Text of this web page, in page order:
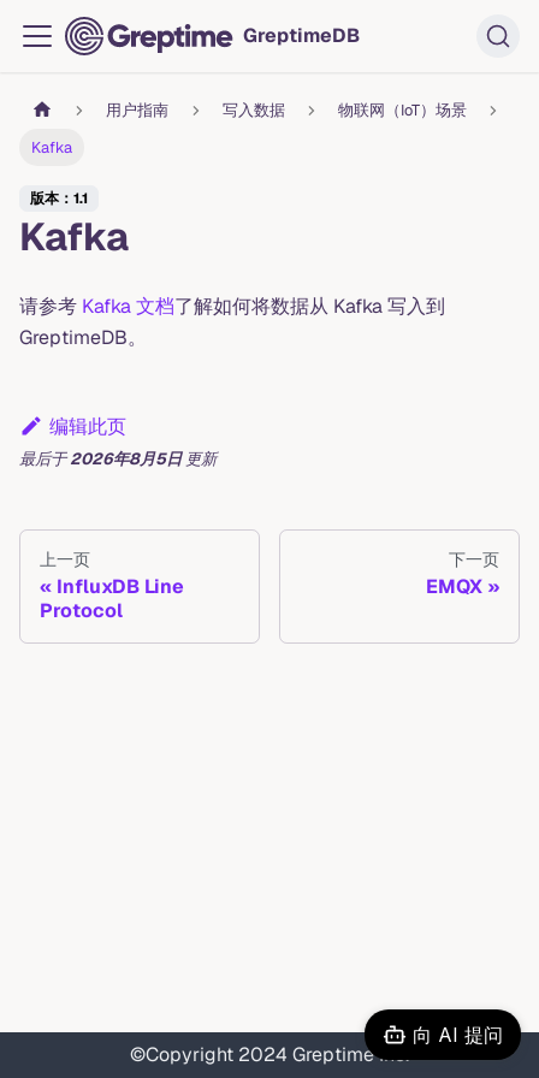
GreptimeDB
用户指南 写入数据
物联网（IoT）场景
Kafka
版本：1.1
Kafka
请参考 Kafka 文档了解如何将数据从 Kafka 写入到
GreptimeDB。
编辑此页
最后于2026年8月5日 更新
上一页
InfluxDB Line
Protocol
下一页
EMQX
©Copyright 2024 Greptime Inc.
向 AI 提问